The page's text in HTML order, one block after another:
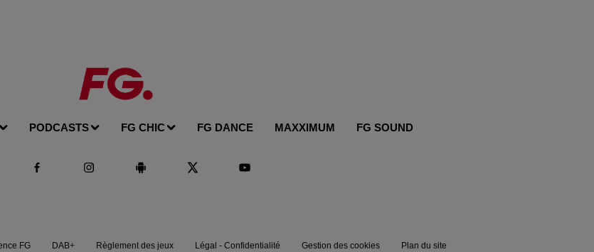
PODCASTS FG CHIC FG DANCE MAXXIMUM FG SOUND
FG DAB+ Règlement des jeux Légal - Confidentialité Gestion des cookies Plan du site